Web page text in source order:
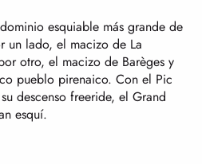
esquiable más grande de
un lado, el macizo de La
otro, el macizo de Barèges y
pueblo pirenaico. Con el Pic
descenso freeride, el Grand
esquí.